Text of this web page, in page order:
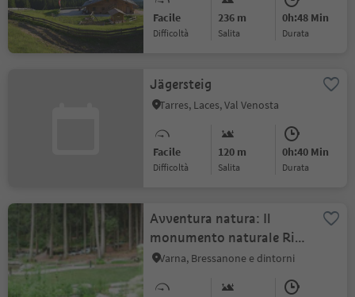
Facile
Difficoltà
236 m
Salita
0h:48 Min
durata
Jägersteig
Tarres, Laces, Val Venosta
Facile
Difficoltà
120 m
Salita
0h:40 Min
durata
Avventura natura: Il
monumento naturale Rio
di Scaleres
Varna, Bressanone e dintorni